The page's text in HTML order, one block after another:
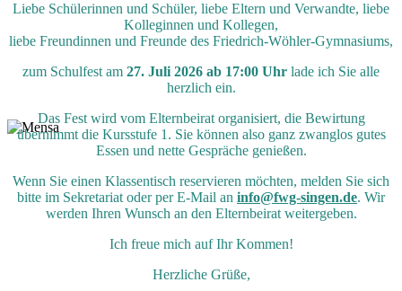
Liebe Schülerinnen und Schüler, liebe Eltern und Verwandte, liebe
Kolleginnen und Kollegen,
liebe Freundinnen und Freunde des Friedrich-Wöhler-Gymnasiums,
zum Schulfest am 27. Juli 2026 ab 17:00 Uhr lade ich Sie alle
herzlich ein.
Das Fest wird vom Elternbeirat organisiert, die Bewirtung
übernimmt die Kursstufe 1. Sie können also ganz zwanglos gutes
Essen und nette Gespräche genießen.
Wenn Sie einen Klassentisch reservieren möchten, melden Sie sich
bitte im Sekretariat oder per E-Mail an info@fwg-singen.de. Wir
werden Ihren Wunsch an den Elternbeirat weitergeben.
Ich freue mich auf Ihr Kommen!
Herzliche Grüße,